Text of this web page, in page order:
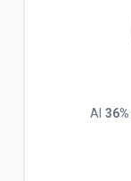
Al 36%